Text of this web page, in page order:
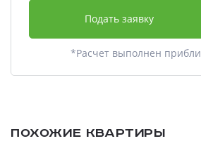
Подать заявку
*Расчет выполнен
Похожие квартиры